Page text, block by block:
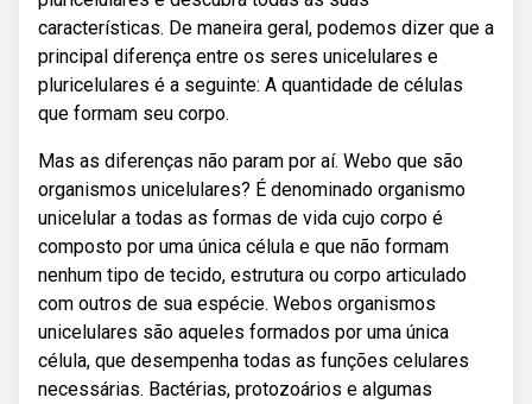
características. De maneira geral, podemos dizer que a
principal diferença entre os seres unicelulares e
pluricelulares é a seguinte: A quantidade de células
que formam seu corpo.
Mas as diferenças não param por aí. Webo que são
organismos unicelulares? É denominado organismo
unicelular a todas as formas de vida cujo corpo é
composto por uma única célula e que não formam
nenhum tipo de tecido, estrutura ou corpo articulado
com outros de sua espécie. Webos organismos
unicelulares são aqueles formados por uma única
célula, que desempenha todas as funções celulares
necessárias. Bactérias, protozoários e algumas